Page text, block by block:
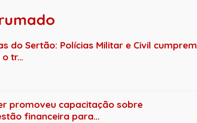
do Sertão: Polícias Militar e Civil cumprem
tr...
promoveu capacitação sobre
financeira para...